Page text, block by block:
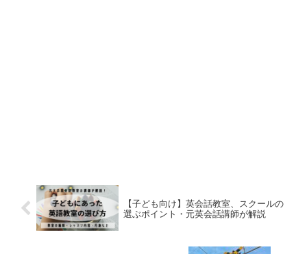
【子ども向け】英会話教室、スクールの
選ぶポイント・元英会話講師が解説